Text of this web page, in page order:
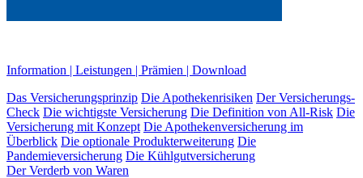
Information | Leistungen | Prämien | Download
Das Versicherungsprinzip Die Apothekenrisiken Der Versicherungs-
Check Die wichtigste Versicherung Die Definition von All-Risk Die
Versicherung mit Konzept Die Apothekenversicherung im
Überblick Die optionale Produkterweiterung Die
Pandemieversicherung Die Kühlgutversicherung
Der Verderb von Waren